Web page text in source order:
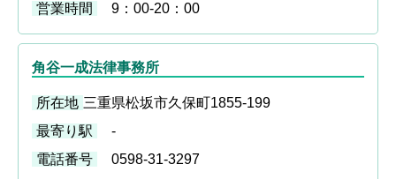
営業時間
9：00-20：00
角谷一成法律事務所
所在地 三重県松坂市久保町1855-199
最寄り駅
-
電話番号
0598-31-3297